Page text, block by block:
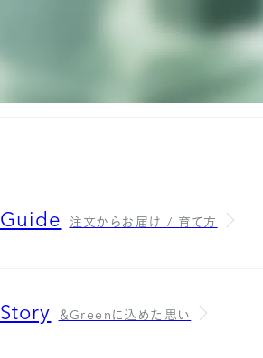
Guide 注文からお届け / 育て方
Story ＆Greenに込めた思い